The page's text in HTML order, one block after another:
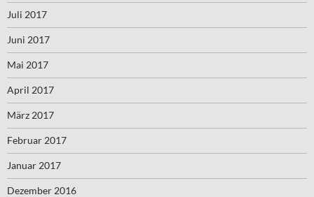
Juli 2017
Juni 2017
Mai 2017
April 2017
März 2017
Februar 2017
Januar 2017
Dezember 2016